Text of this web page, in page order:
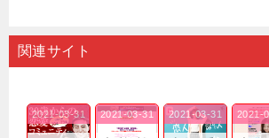
関連サイト
2021-03-31 2021-03-31 2021-03-31 2021-